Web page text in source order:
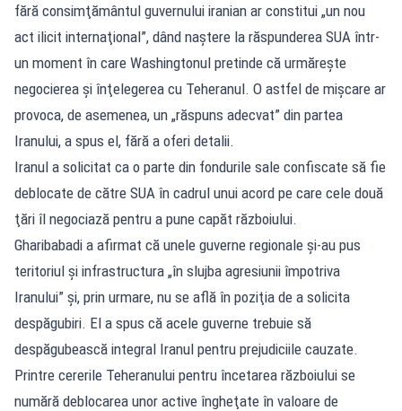
fără consimţământul guvernului iranian ar constitui „un nou
act ilicit internaţional”, dând naştere la răspunderea SUA într-
un moment în care Washingtonul pretinde că urmăreşte
negocierea şi înţelegerea cu Teheranul. O astfel de mişcare ar
provoca, de asemenea, un „răspuns adecvat” din partea
Iranului, a spus el, fără a oferi detalii.
Iranul a solicitat ca o parte din fondurile sale confiscate să fie
deblocate de către SUA în cadrul unui acord pe care cele două
ţări îl negociază pentru a pune capăt războiului.
Gharibabadi a afirmat că unele guverne regionale şi-au pus
teritoriul şi infrastructura „în slujba agresiunii împotriva
Iranului” şi, prin urmare, nu se află în poziţia de a solicita
despăgubiri. El a spus că acele guverne trebuie să
despăgubească integral Iranul pentru prejudiciile cauzate.
Printre cererile Teheranului pentru încetarea războiului se
numără deblocarea unor active îngheţate în valoare de